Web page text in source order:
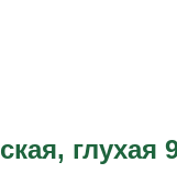
глухая